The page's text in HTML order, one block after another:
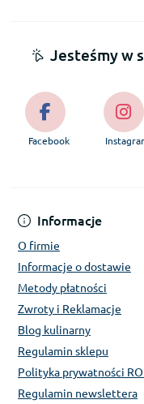
Informacje
O firmie
Informacje o dostawie
Metody płatności
Zwroty i Reklamacje
Blog kulinarny
Regulamin sklepu
Polityka prywatności
Regulamin newslettera
Jesteśmy w
Facebook